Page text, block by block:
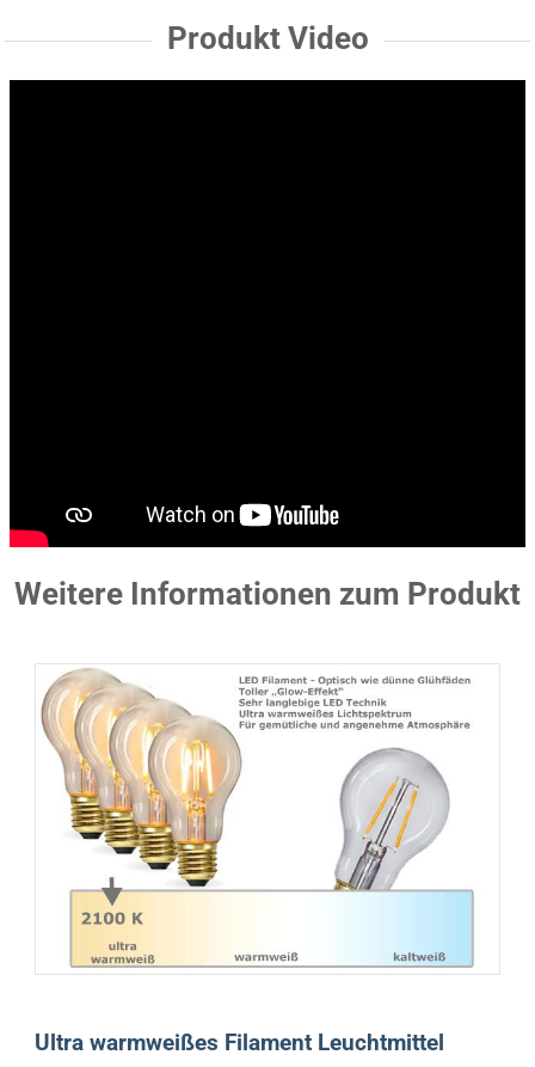
Produkt Video
Weitere Informationen zum Produkt
Ultra warmweißes Filament Leuchtmittel